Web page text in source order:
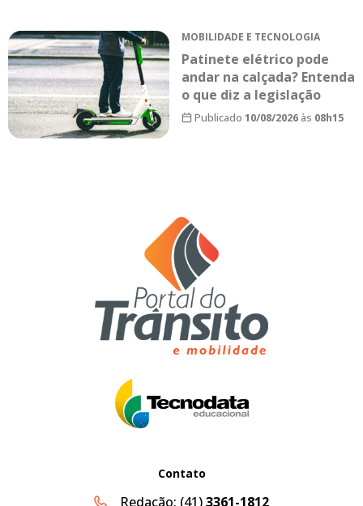
MOBILIDADE E TECNOLOGIA
Patinete elétrico pode
andar na calçada? Entenda
o que diz a legislação
Publicado 10/08/2026às 08h15
Contato
Redação: (41)3361-1812